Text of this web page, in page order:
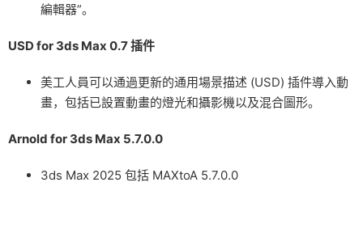
編輯器”。
USD for 3ds Max 0.7 插件
美工人員可以通過更新的通用場景描述 (USD) 插件導入動
畫，包括已設置動畫的燈光和攝影機以及混合圖形。
Arnold for 3ds Max 5.7.0.0
3ds Max 2025 包括 MAXtoA 5.7.0.0